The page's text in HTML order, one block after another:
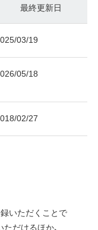
最終更新日
03/19
05/18
02/27
いただくことで
だけるほか、